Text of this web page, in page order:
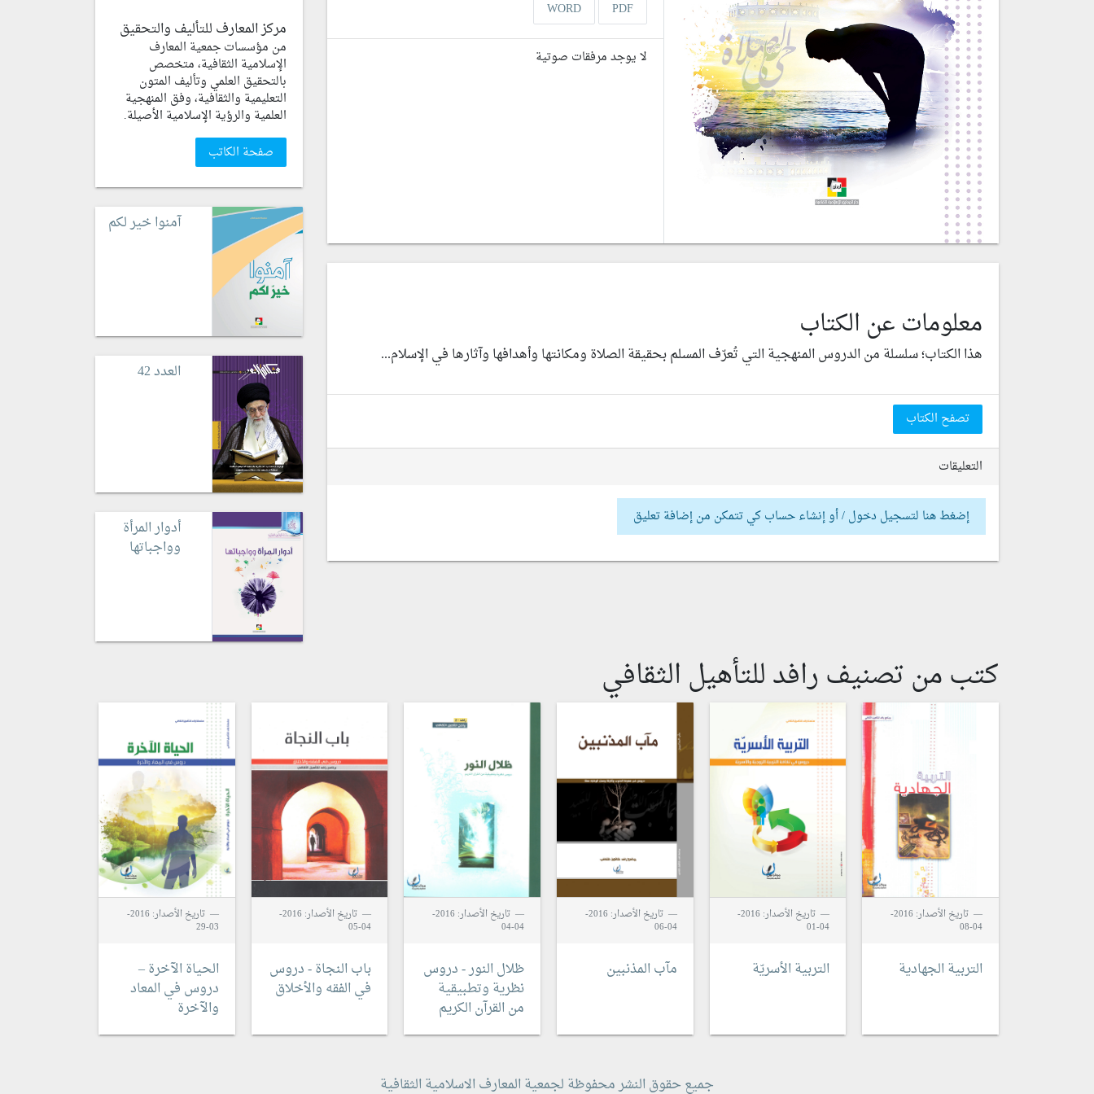
PDF
WORD
لا يوجد مرفقات صوتية
معلومات عن الكتاب
هذا الكتاب؛ سلسلة من الدروس المنهجية التي تُعرّف المسلم بحقيقة الصلاة ومكانتها وأهدافها وآثارها في الإسلام...
تصفح الكتاب
التعليقات
إضغط هنا لتسجيل دخول / أو إنشاء حساب كي تتمكن من إضافة تعليق
مركز المعارف للتأليف والتحقيق
من مؤسسات جمعية المعارف
الإسلامية الثقافية، متخصص
بالتحقيق العلمي وتأليف المتون
التعليمية والثقافية، وفق المنهجية
العلمية والرؤية الإسلامية الأصيلة.
صفحة الكاتب
آمنوا خير لكم
العدد 42
أدوار المرأة
وواجباتها
كتب من تصنيف رافد للتأهيل الثقافي
تاريخ الأصدار: 2016-
04-08
التربية الجهادية
تاريخ الأصدار: 2016-
04-01
التربية الأسريّة
تاريخ الأصدار: 2016-
04-06
مآب المذنبين
تاريخ الأصدار: 2016-
04-04
ظلال النور - دروس
نظرية وتطبيقية
من القرآن الكريم
تاريخ الأصدار: 2016-
04-05
باب النجاة - دروس
في الفقه والأخلاق
تاريخ الأصدار: 2016-
03-29
الحياة الآخرة –
دروس في المعاد
والآخرة
جميع حقوق النشر محفوظة لجمعية المعارف الاسلامية الثقافية